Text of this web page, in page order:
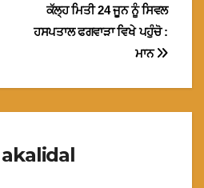
ਕੱਲ੍ਹ ਮਿਤੀ 24 ਜੂਨ ਨੂੰ ਸਿਵਲ
ਹਸਪਤਾਲ ਫਗਵਾੜਾ ਵਿਖੇ ਪਹੁੰਚੋ :
ਮਾਨ
akalidal